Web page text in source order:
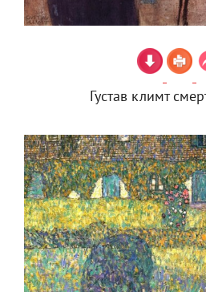
Густав климт